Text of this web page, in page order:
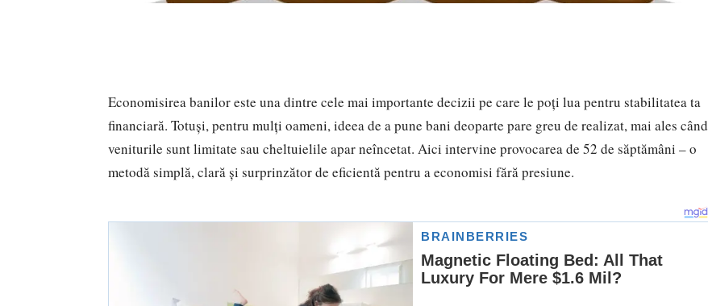
Economisirea banilor este una dintre cele mai importante decizii pe care le poți lua pentru stabilitatea ta
financiară. Totuși, pentru mulți oameni, ideea de a pune bani deoparte pare greu de realizat, mai ales când
veniturile sunt limitate sau cheltuielile apar neîncetat. Aici intervine provocarea de 52 de săptămâni – o
metodă simplă, clară și surprinzător de eficientă pentru a economisi fără presiune.